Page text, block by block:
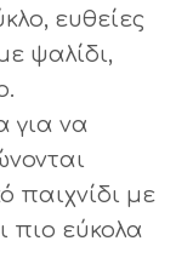
ευθείες
ψαλίδι,
για να
παιχνίδι με
πιο εύκολα